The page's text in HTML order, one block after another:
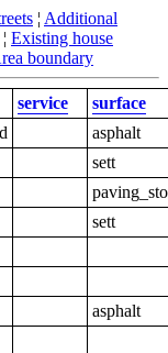
¦ Additional
¦ Existing house
boundary
service
surface
asphalt
sett
sett
asphalt